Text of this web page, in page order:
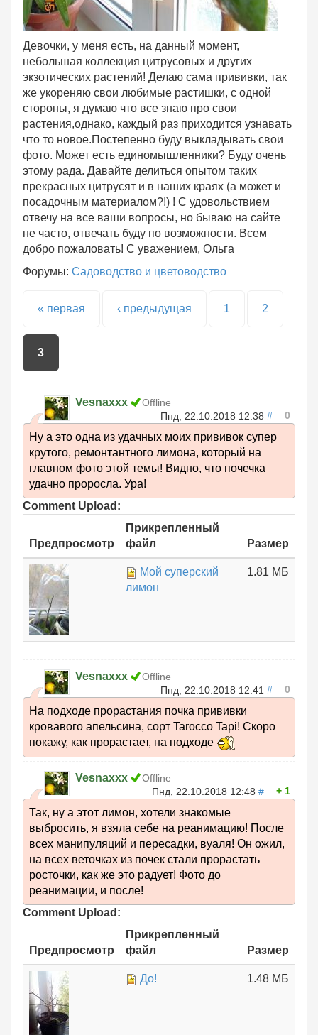
Девочки, у меня есть, на данный момент,
небольшая коллекция цитрусовых и других
экзотических растений! Делаю сама прививки, так
же укореняю свои любимые растишки, с одной
стороны, я думаю что все знаю про свои
растения,однако, каждый раз приходится узнавать
что то новое.Постепенно буду выкладывать свои
фото. Может есть единомышленники? Буду очень
этому рада. Давайте делиться опытом таких
прекрасных цитрусят и в наших краях (а может и
посадочным материалом?!) ! С удовольствием
отвечу на все ваши вопросы, но бываю на сайте
не часто, отвечать буду по возможности. Всем
добро пожаловать! С уважением, Ольга
Форумы: Садоводство и цветоводство
Страницы
« первая ‹ предыдущая 1 2
3
Vesnaxxx
Offline
Пнд, 22.10.2018 12:38 # 0
Ну а это одна из удачных моих прививок супер
крутого, ремонтантного лимона, который на
главном фото этой темы! Видно, что почечка
удачно проросла. Ура!
Comment Upload:
Предпросмотр
Прикрепленный
файл
Размер
Мой суперский
лимон
1.81 МБ
Vesnaxxx
Offline
Пнд, 22.10.2018 12:41 # 0
На подходе прорастания почка прививки
кровавого апельсина, сорт Tarocco Tapi! Скоро
покажу, как прорастает, на подходе
Vesnaxxx
Offline
Пнд, 22.10.2018 12:48 # 1
Так, ну а этот лимон, хотели знакомые
выбросить, я взяла себе на реанимацию! После
всех манипуляций и пересадки, вуаля! Он ожил,
на всех веточках из почек стали прорастать
росточки, как же это радует! Фото до
реанимации, и после!
Comment Upload:
Предпросмотр
Прикрепленный
файл
Размер
До! 1.48 МБ